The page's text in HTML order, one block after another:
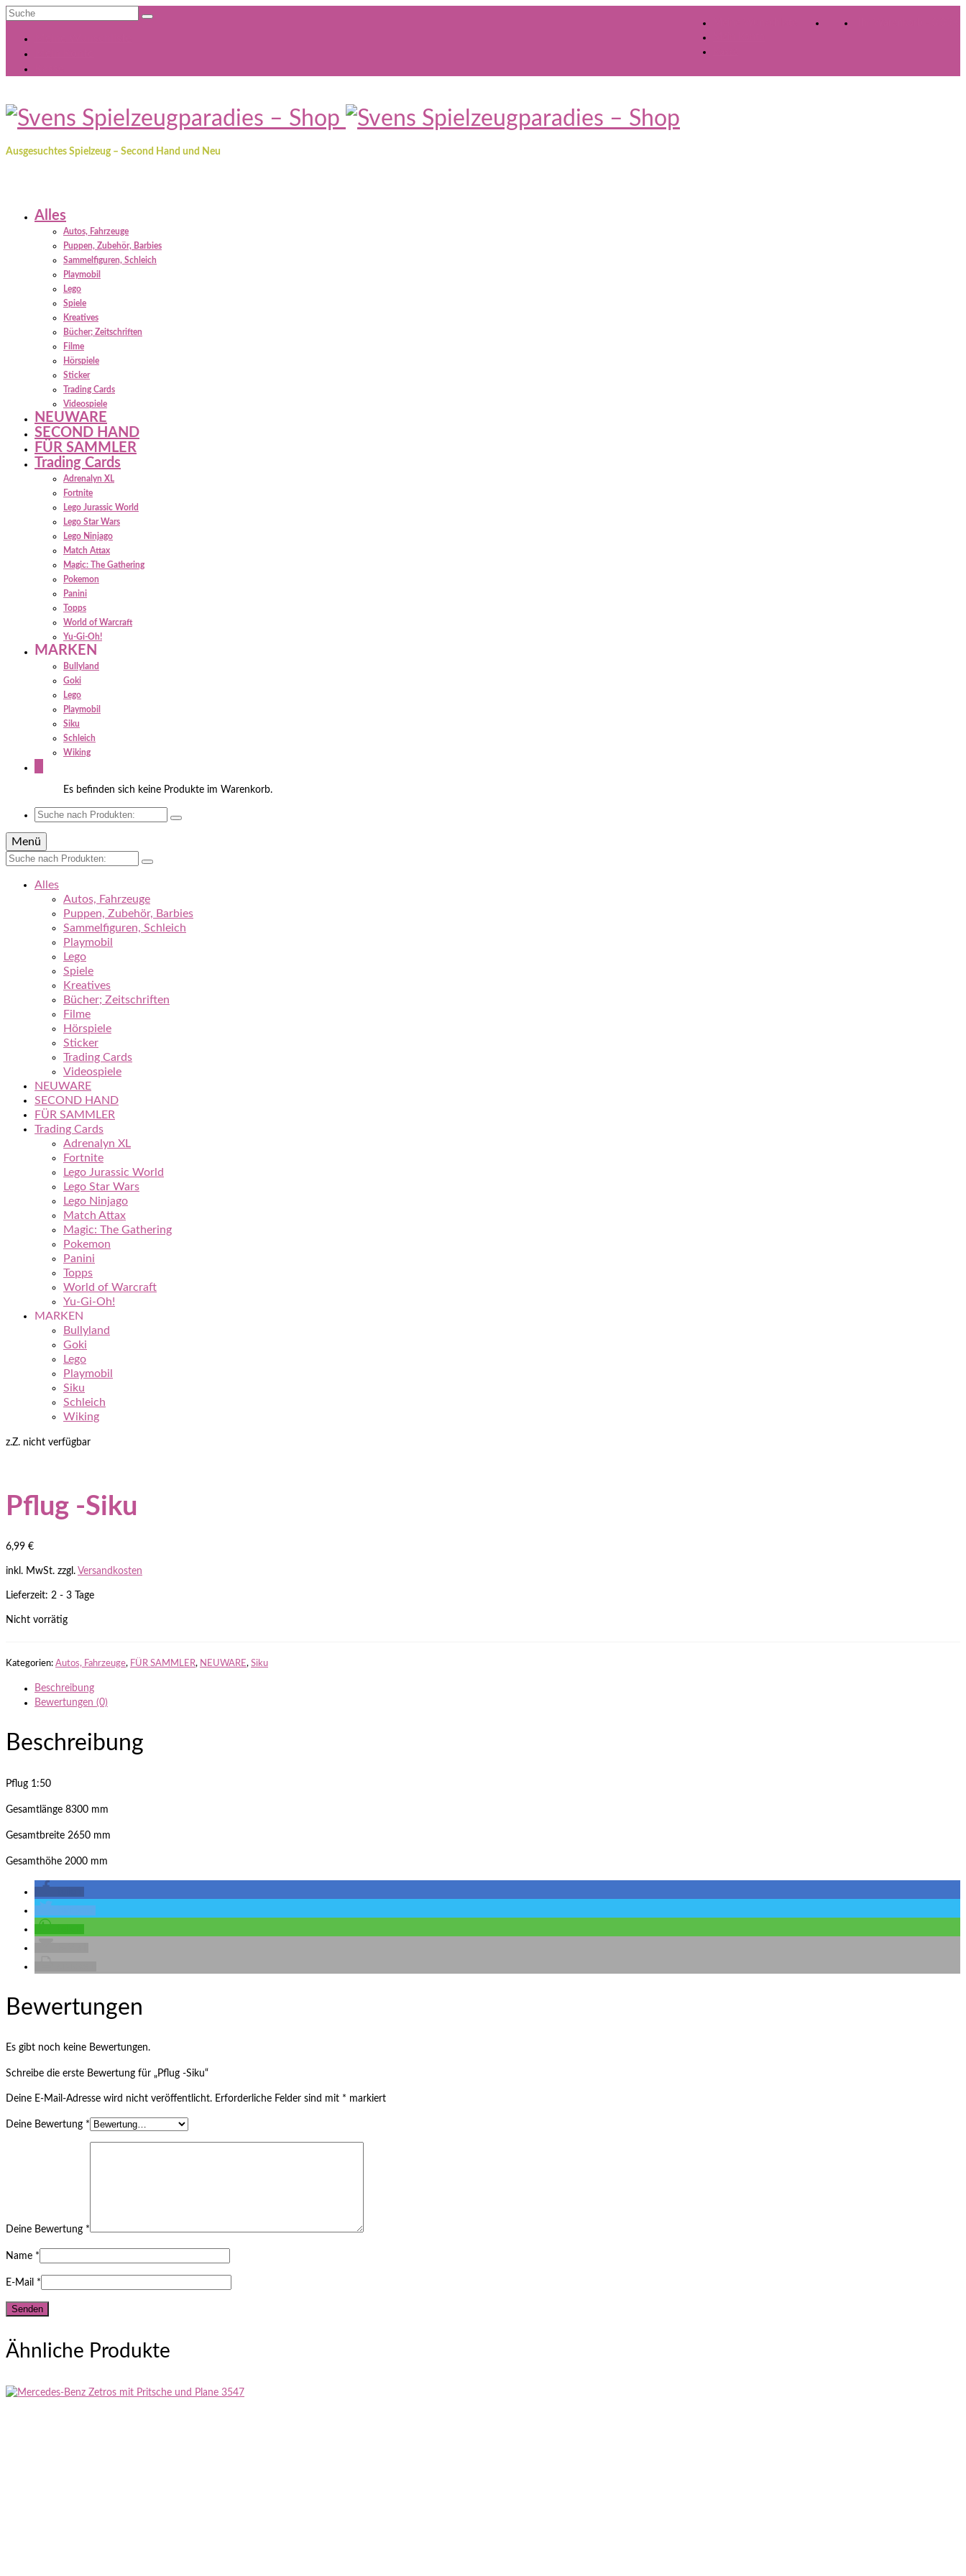
Suche
Ausgesuchtes Spielzeug – Second Hand und Neu
Alles
Autos, Fahrzeuge
Puppen, Zubehör, Barbies
Sammelfiguren, Schleich
Playmobil
Lego
Spiele
Kreatives
Bücher; Zeitschriften
Filme
Hörspiele
Sticker
Trading Cards
Videospiele
NEUWARE
SECOND HAND
FÜR SAMMLER
Trading Cards
Adrenalyn XL
Fortnite
Lego Jurassic World
Lego Star Wars
Lego Ninjago
Match Attax
Magic: The Gathering
Pokemon
Panini
Topps
World of Warcraft
Yu-Gi-Oh!
MARKEN
Bullyland
Goki
Lego
Playmobil
Siku
Schleich
Wiking
Es befinden sich keine Produkte im Warenkorb.
Suche
Menü
Suche
Alles
Autos, Fahrzeuge
Puppen, Zubehör, Barbies
Sammelfiguren, Schleich
Playmobil
Lego
Spiele
Kreatives
Bücher; Zeitschriften
Filme
Hörspiele
Sticker
Trading Cards
Videospiele
NEUWARE
SECOND HAND
FÜR SAMMLER
Trading Cards
Adrenalyn XL
Fortnite
Lego Jurassic World
Lego Star Wars
Lego Ninjago
Match Attax
Magic: The Gathering
Pokemon
Panini
Topps
World of Warcraft
Yu-Gi-Oh!
MARKEN
Bullyland
Goki
Lego
Playmobil
Siku
Schleich
Wiking
z.Z. nicht verfügbar
Pflug -Siku
6,99 €
inkl. MwSt. zzgl. Versandkosten
Lieferzeit: 2 - 3 Tage
Nicht vorrätig
Kategorien: Autos, Fahrzeuge, FÜR SAMMLER, NEUWARE, Siku
Beschreibung
Bewertungen (0)
Beschreibung
Pflug 1:50
Gesamtlänge 8300 mm
Gesamtbreite 2650 mm
Gesamthöhe 2000 mm
Bewertungen
Es gibt noch keine Bewertungen.
Schreibe die erste Bewertung für „Pflug -Siku“
Deine E-Mail-Adresse wird nicht veröffentlicht. Erforderliche Felder sind mit * markiert
Deine Bewertung *
Deine Bewertung *
Name *
E-Mail *
Ähnliche Produkte